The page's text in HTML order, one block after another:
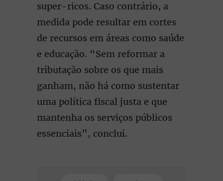
super-ricos. Caso contrário, a
medida pode resultar em cortes
de recursos em áreas como saúde
e educação. “Sem reformar a
tributação sobre os que mais
ganham, não há como sustentar
uma política fiscal justa e que
mantenha os serviços públicos
essenciais”, conclui.